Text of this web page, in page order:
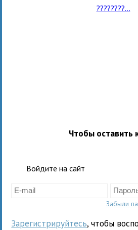
????????...
Чтобы оставить
Войдите на сайт
Забыли
Зарегистрируйтесь, чтобы